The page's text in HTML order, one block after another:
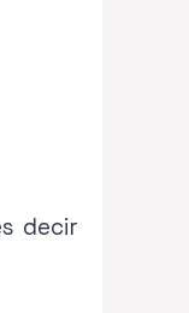
decir